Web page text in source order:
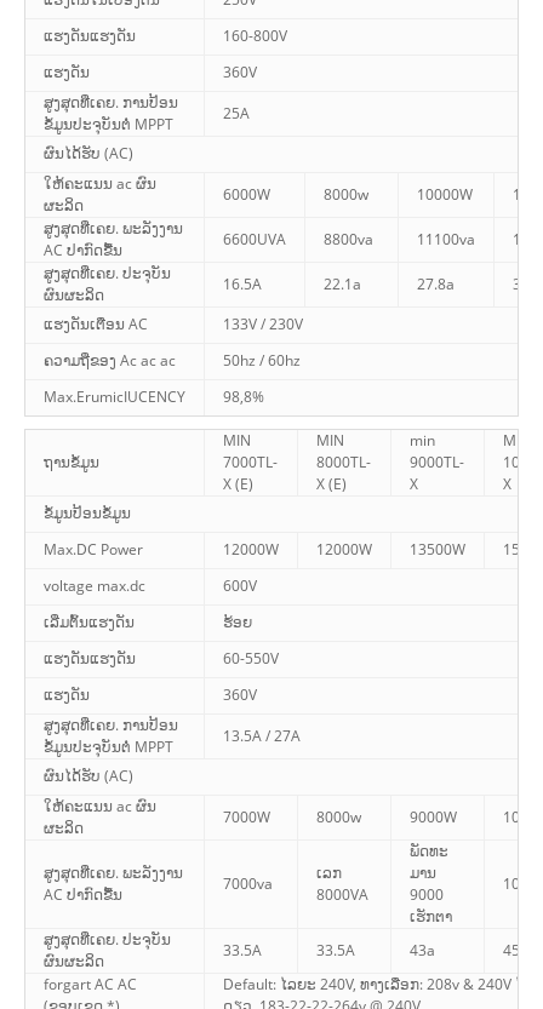
ແຮງດັນແຮງດັນ
160-800V
ແຮງດັນ
360V
ສູງສຸດທີ່ເຄຍ. ການປ້ອນ
ຂໍ້ມູນປະຈຸບັນຕໍ່ MPPT
25A
ຜົນໄດ້ຮັບ (AC)
ໃຫ້ຄະແນນ ac ຜົນ
ຜະລິດ
6000W 8000w 10000W
ສູງສຸດທີ່ເຄຍ. ພະລັງງານ
AC ປາກົດຂື້ນ
6600UVA 8800va 11100va
ສູງສຸດທີ່ເຄຍ. ປະຈຸບັນ
ຜົນຜະລິດ
16.5A 22.1a 27.8a
ແຮງດັນເຕືອນ AC
133V / 230V
ຄວາມຖີ່ຂອງ Ac ac ac
50hz / 60hz
Max.ErumicIUCENCY
98,8%
ຖານຂໍ້ມູນ
MIN
7000TL-
X (E)
MIN
8000TL-
X (E)
min
9000TL-
X
MIN
X
ຂໍ້ມູນປ້ອນຂໍ້ມູນ
Max.DC Power
12000W 12000W 13500W
voltage max.dc
600V
ເລີ່ມຕົ້ນແຮງດັນ
ຮ້ອຍ
ແຮງດັນແຮງດັນ
60-550V
ແຮງດັນ
360V
ສູງສຸດທີ່ເຄຍ. ການປ້ອນ
ຂໍ້ມູນປະຈຸບັນຕໍ່ MPPT
13.5A / 27A
ຜົນໄດ້ຮັບ (AC)
ໃຫ້ຄະແນນ ac ຜົນ
ຜະລິດ
7000W 8000w 9000W
ສູງສຸດທີ່ເຄຍ. ພະລັງງານ
AC ປາກົດຂື້ນ
7000va
ເລກ
8000VA
ພັດທະ
ມານ
9000
ເຮັກຕາ
ສູງສຸດທີ່ເຄຍ. ປະຈຸບັນ
ຜົນຜະລິດ
33.5A 33.5A 43a
45.5A
forgart AC AC
Default: ໄລຍະ 240V, ທາງເລືອກ: 208v & 240V ໄລ